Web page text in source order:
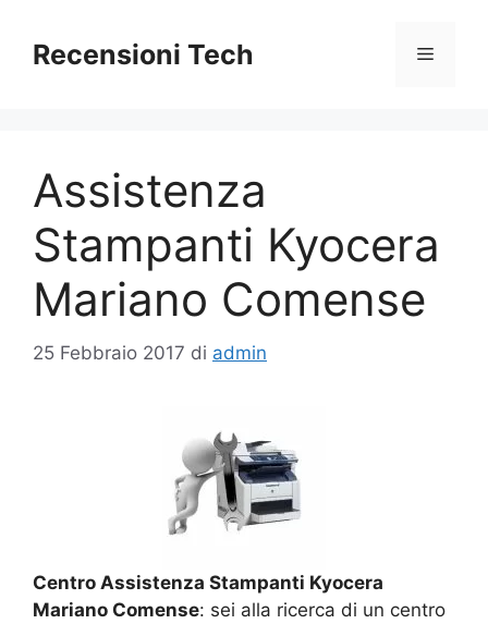
contenuto
Recensioni Tech Menu
Assistenza
Stampanti Kyocera
Mariano Comense
25 Febbraio 2017 di admin
Centro Assistenza Stampanti Kyocera
Mariano Comense: sei alla ricerca di un centro